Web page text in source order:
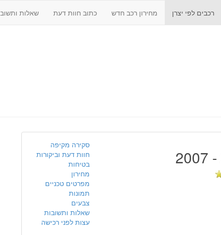
רכבים לפי יצרן מחירון רכב חדש כתוב חוות דעת שאלות
סקירה מקיפה
חוות דעת וביקורות
בטיחות
מחירון
מפרטים טכניים
תמונות
צבעים
שאלות ותשובות
עצות לפני רכישה